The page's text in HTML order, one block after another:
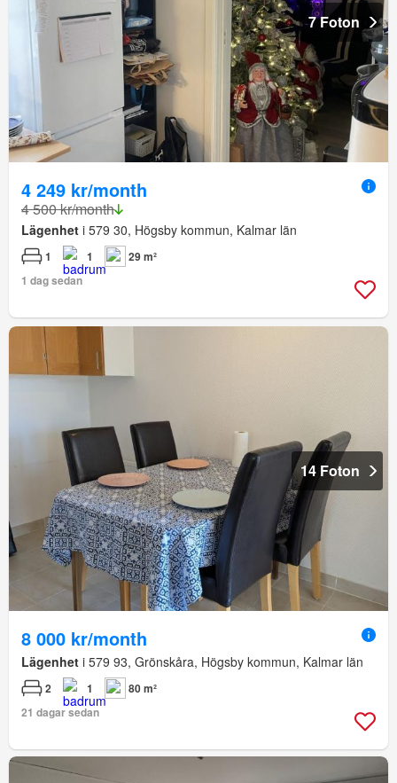
7 Foton
4 249 kr/month
4 500 kr/month
Lägenhet i 579 30, Högsby kommun, Kalmar län
1 1
29 m²
1 dag sedan
14 Foton
8 000 kr/month
Lägenhet i 579 93, Grönskåra, Högsby kommun, Kalmar län
2 1
80 m²
21 dagar sedan